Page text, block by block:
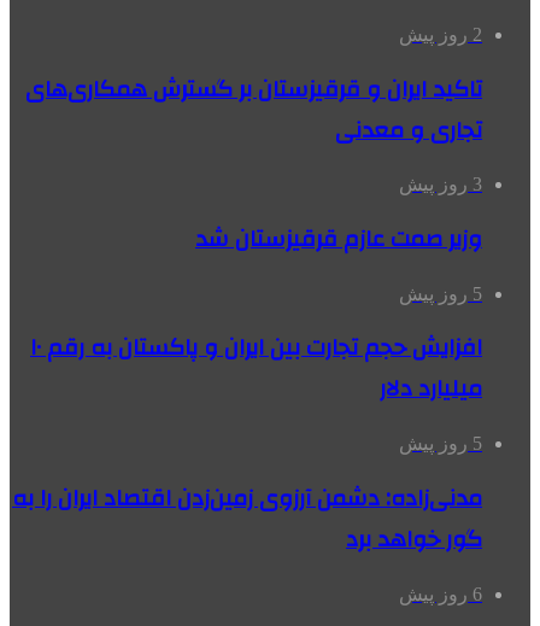
2 روز پیش
تاکید ایران و قرقیزستان بر گسترش همکاری‌های
تجاری و معدنی
3 روز پیش
وزیر صمت عازم قرقیزستان شد
5 روز پیش
افزایش حجم تجارت بین ایران و پاکستان به رقم ۱۰
میلیارد دلار
5 روز پیش
مدنی‌زاده: دشمن آرزوی زمین‌زدن اقتصاد ایران را به
گور خواهد برد
6 روز پیش